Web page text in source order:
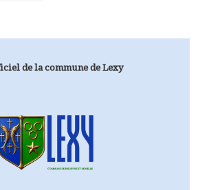
de la commune de Lexy